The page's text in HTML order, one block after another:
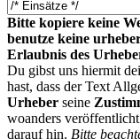
Bitte kopiere keine
benutze keine
Erlaubnis des
Du gibst uns hiermit
hast, dass der Text
Urheber seine
woanders
darauf hin. Bitte